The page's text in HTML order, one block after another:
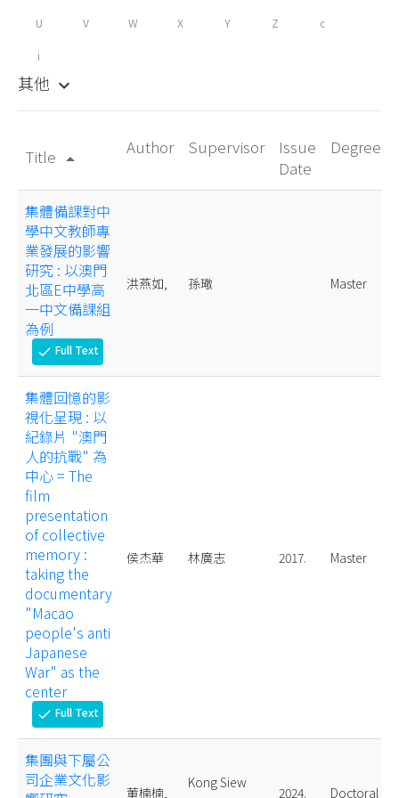
U V W X Y Z c
i
其他 keyboard_arrow_down
Title arrow_drop_up
Author Supervisor
Issue
Date
Degree
集體備課對中
學中文教師專
業發展的影響
研究 : 以澳門
北區E中學高
一中文備課組
為例
check Full Text
洪燕如, 孫璥 Master
集體回憶的影
視化呈現 : 以
紀錄片 "澳門
人的抗戰" 為
中心 = The
film
presentation
of collective
memory :
taking the
documentary
"Macao
people's anti
Japanese
War" as the
center
check Full Text
侯杰華 林廣志 2017. Master
集團與下屬公
司企業文化影
董楠楠,
Kong Siew
2024. Doctoral